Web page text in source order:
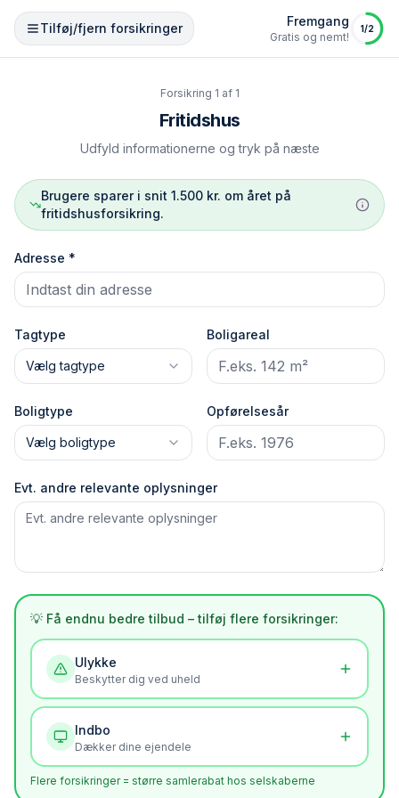
Tilføj/fjern forsikringer Fremgang
Gratis og nemt!
1/2
Forsikring 1 af 1
Fritidshus
Udfyld informationerne og tryk på næste
Brugere sparer i snit 1.500 kr. om året på
fritidshusforsikring.
Adresse *
Tagtype
Vælg tagtype
Boligareal
Boligtype
Vælg boligtype
Opførelsesår
Evt. andre relevante oplysninger
💡 Få endnu bedre tilbud – tilføj flere forsikringer:
Ulykke
Beskytter dig ved uheld
Indbo
Dækker dine ejendele
Flere forsikringer = større samlerabat hos selskaberne